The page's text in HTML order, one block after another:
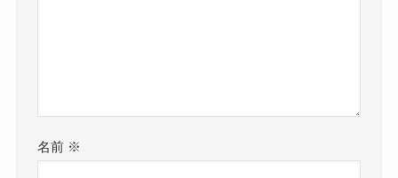
名前 ※